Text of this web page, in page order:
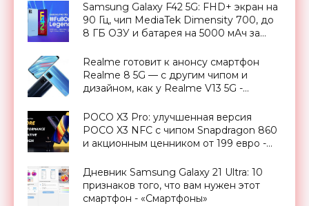
Samsung Galaxy F42 5G: FHD+ экран на
90 Гц, чип MediaTek Dimensity 700, до
8 ГБ ОЗУ и батарея на 5000 мАч за
Realme готовит к анонсу смартфон
Realme 8 5G — с другим чипом и
дизайном, как у Realme V13 5G -
POCO X3 Pro: улучшенная версия
POCO X3 NFC с чипом Snapdragon 860
и акционным ценником от 199 евро -
Дневник Samsung Galaxy 21 Ultra: 10
признаков того, что вам нужен этот
смартфон - «Смартфоны»